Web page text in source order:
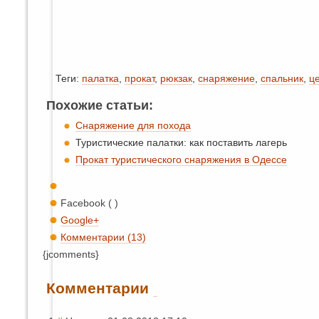
Теги: палатка прокат, рюкзак снаряжение спальник
Похожие статьи:
Снаряжение для похода
Туристические палатки: как поставить лагерь
Прокат туристического снаряжения в Одессе
Facebook ( )
Google+
Комментарии (13)
{jcomments}
Комментарии